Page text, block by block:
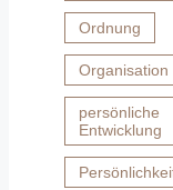
Ordnung
Organisation
persönliche
Entwicklung